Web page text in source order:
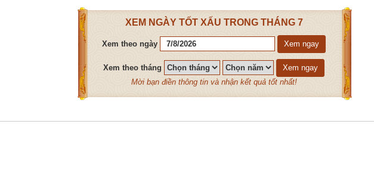
XEM NGÀY TỐT XẤU TRONG THÁNG 7
Xem theo ngày Xem ngay
Xem theo tháng
Xem ngay
Mời bạn điền thông tin và nhận kết quả tốt nhất!